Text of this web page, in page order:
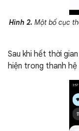
Hình 2. Một bố cục
Sau khi hết thời
hiện trong thanh hệ